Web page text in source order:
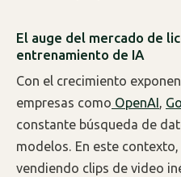
El auge del mercado de
entrenamiento de IA
Con el crecimiento
empresas como OpenAI ,
constante búsqueda de
modelos. En este
vendiendo clips de video